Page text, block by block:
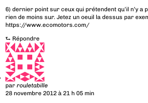
6) dernier point sur ceux qui prétendent qu’il n’y a
rien de moins sur. Jetez un oeuil la dessus par
https://www.ecomotors.com/
⮑ Répondre
parrouletabille
28 novembre 2012 à 21 h 05 min